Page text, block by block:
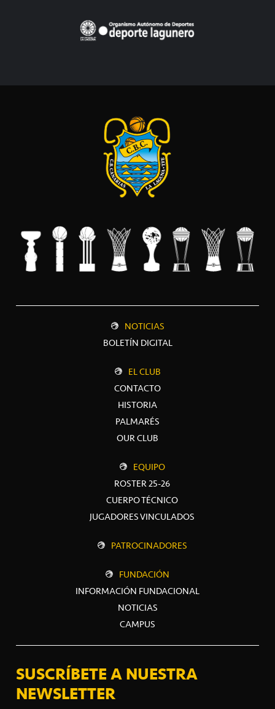
NOTICIAS
BOLETÍN DIGITAL
EL CLUB
CONTACTO
HISTORIA
PALMARÉS
OUR CLUB
EQUIPO
ROSTER 25-26
CUERPO TÉCNICO
JUGADORES VINCULADOS
PATROCINADORES
FUNDACIÓN
INFORMACIÓN FUNDACIONAL
NOTICIAS
CAMPUS
SUSCRÍBETE A NUESTRA
NEWSLETTER